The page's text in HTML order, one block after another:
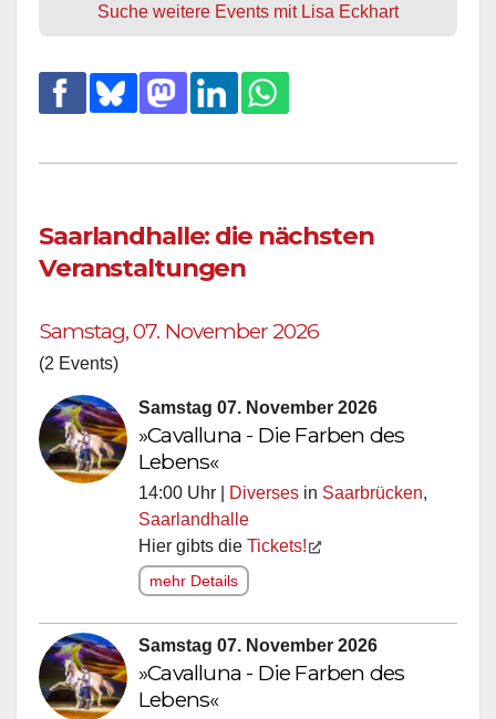
Suche weitere Events mit Lisa Eckhart
Saarlandhalle: die nächsten
Veranstaltungen
Samstag, 07. November 2026
(2 Events)
Samstag 07. November 2026
»Cavalluna - Die Farben des
Lebens«
14:00 Uhr | Diverses in Saarbrücken,
Saarlandhalle
Hier gibts die Tickets!
mehr Details
Samstag 07. November 2026
»Cavalluna - Die Farben des
Lebens«